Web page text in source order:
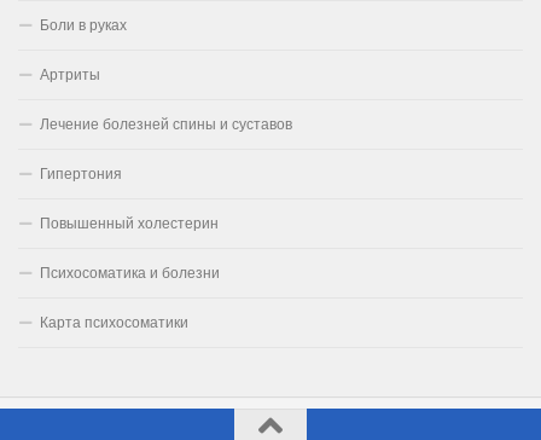
Боли в руках
Артриты
Лечение болезней спины и суставов
Гипертония
Повышенный холестерин
Психосоматика и болезни
Карта психосоматики